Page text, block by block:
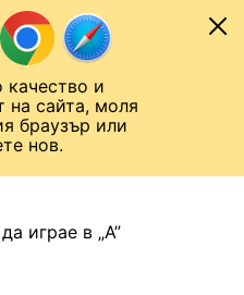
и
на сайта, моля
браузър или
нов.
играе в „А”